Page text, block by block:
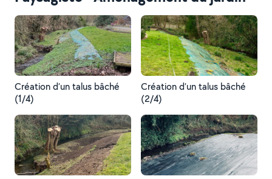
Création d’un talus bâché
(1/4)
Création d’un talus bâché
(2/4)